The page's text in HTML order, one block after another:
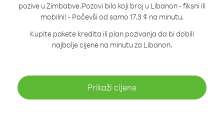
pozive u Zimbabve.Pozovi bilo koji broj u Libanon - fiksni ili
mobilni! - Počevši od samo 17.3 ¢ na minutu.
Kupite pakete kredita ili plan pozivanja da bi dobili
najbolje cijene na minutu za Libanon.
Prikaži cijene